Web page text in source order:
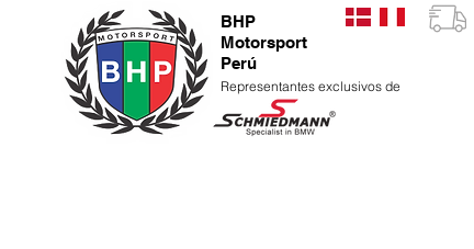
BHP
Motorsport
Perú
Representantes exclusivos de